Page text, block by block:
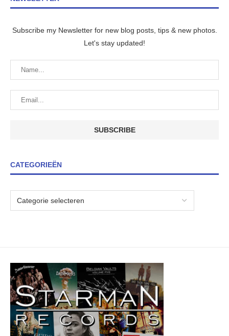
Subscribe my Newsletter for new blog posts, tips & new photos.
Let's stay updated!
CATEGORIEËN